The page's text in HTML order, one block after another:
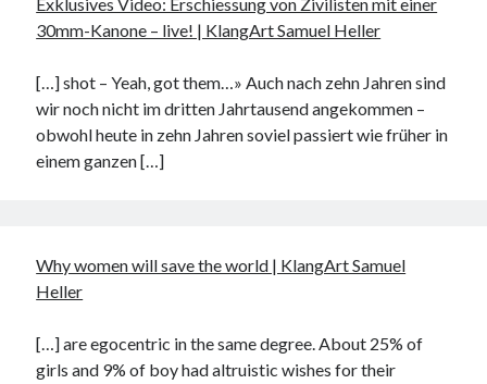
30mm-Kanone – live! | KlangArt Samuel Heller
[…] shot – Yeah, got them…» Auch nach zehn Jahren sind
wir noch nicht im dritten Jahrtausend angekommen –
obwohl heute in zehn Jahren soviel passiert wie früher in
einem ganzen […]
Why women will save the world | KlangArt Samuel
Heller
[…] are egocentric in the same degree. About 25% of
girls and 9% of boy had altruistic wishes for their